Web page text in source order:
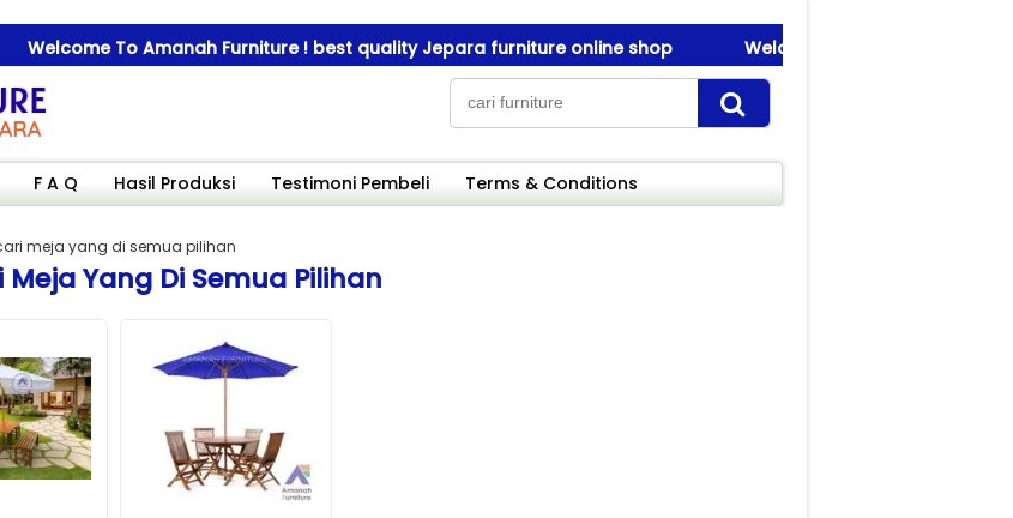
Welcome To Amanah Furniture ! best quality Jepara furniture online shop Welcome To Amanah Furniture
Welcome To Amanah Furniture ! best quality Jepara furniture online shop Welcome To Amanah Furniture
F A Q Hasil Produksi Testimoni Pembeli Terms & Conditions
meja yang di semua pilihan
Meja Yang Di Semua Pilihan